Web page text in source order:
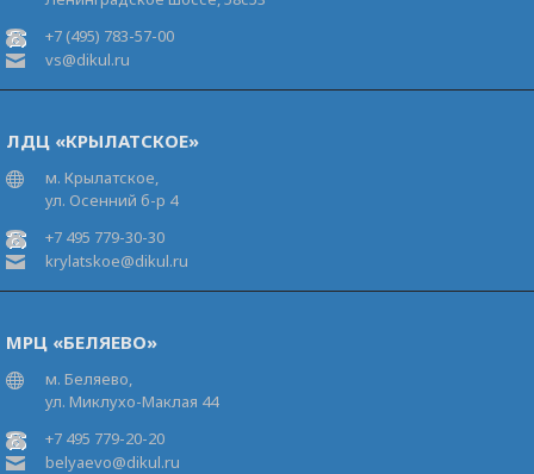
+7 (495) 783-57-00
vs@dikul.ru
ЛДЦ «КРЫЛАТСКОЕ»
м. Крылатское,
ул. Осенний б-р 4
+7 495 779-30-30
krylatskoe@dikul.ru
МРЦ «БЕЛЯЕВО»
м. Беляево,
ул. Миклухо-Маклая 44
+7 495 779-20-20
belyaevo@dikul.ru